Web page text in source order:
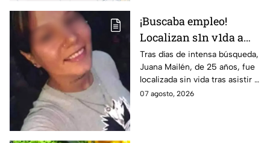
¡Buscaba empleo!
Localizan s1n v1da a
joven de 25 años que
acudió a entrevista de
trabajo falsa
Tras días de intensa búsqueda,
Juana Mailén, de 25 años, fue
localizada sin vida tras asistir a
una supuesta oferta laboral en
07 agosto, 2026